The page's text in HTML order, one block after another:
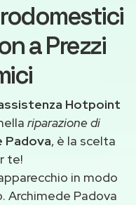
a Prezzi
Hotpoint
riparazione di
Padova, è la scelta
te!
in modo
Archimede Padova